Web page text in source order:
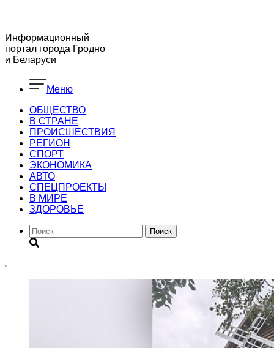
Информационный
портал города Гродно
и Беларуси
Меню
ОБЩЕСТВО
В СТРАНЕ
ПРОИСШЕСТВИЯ
РЕГИОН
CПОРТ
ЭКОНОМИКА
АВТО
СПЕЦПРОЕКТЫ
В МИРЕ
ЗДОРОВЬЕ
Поиск